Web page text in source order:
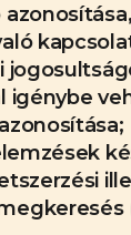
igénybe